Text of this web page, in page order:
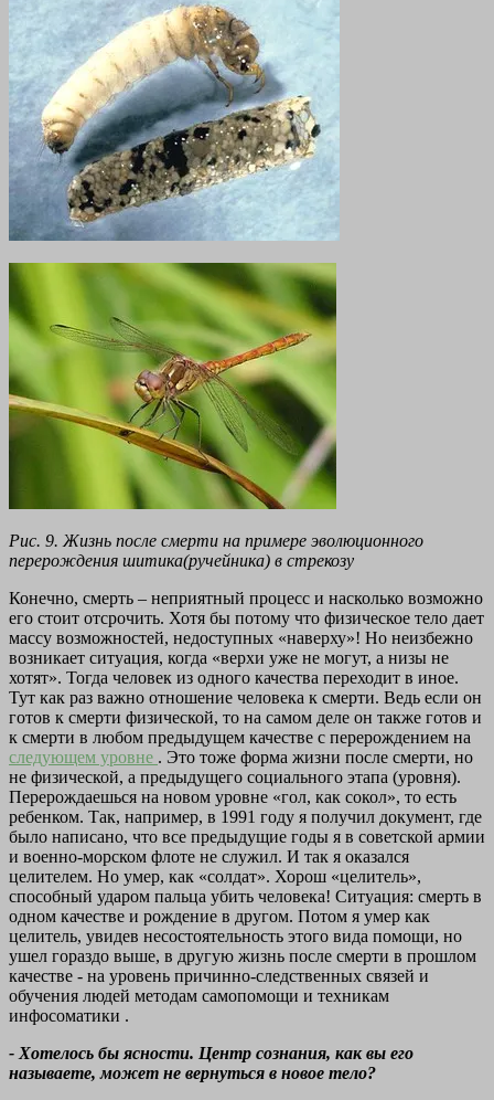
Рис. 9. Жизнь после смерти на примере эволюционного
перерождения шитика(ручейника) в стрекозу
Конечно, смерть – неприятный процесс и насколько возможно
его стоит отсрочить. Хотя бы потому что физическое тело дает
массу возможностей, недоступных «наверху»! Но неизбежно
возникает ситуация, когда «верхи уже не могут, а низы не
хотят». Тогда человек из одного качества переходит в иное.
Тут как раз важно отношение человека к смерти. Ведь если он
готов к смерти физической, то на самом деле он также готов и
к смерти в любом предыдущем качестве с перерождением на
следующем уровне . Это тоже форма жизни после смерти, но
не физической, а предыдущего социального этапа (уровня).
Перерождаешься на новом уровне «гол, как сокол», то есть
ребенком. Так, например, в 1991 году я получил документ, где
было написано, что все предыдущие годы я в советской армии
и военно-морском флоте не служил. И так я оказался
целителем. Но умер, как «солдат». Хорош «целитель»,
способный ударом пальца убить человека! Ситуация: смерть в
одном качестве и рождение в другом. Потом я умер как
целитель, увидев несостоятельность этого вида помощи, но
ушел гораздо выше, в другую жизнь после смерти в прошлом
качестве - на уровень причинно-следственных связей и
обучения людей методам самопомощи и техникам
инфосоматики .
- Хотелось бы ясности. Центр сознания, как вы его
называете, может не вернуться в новое тело?